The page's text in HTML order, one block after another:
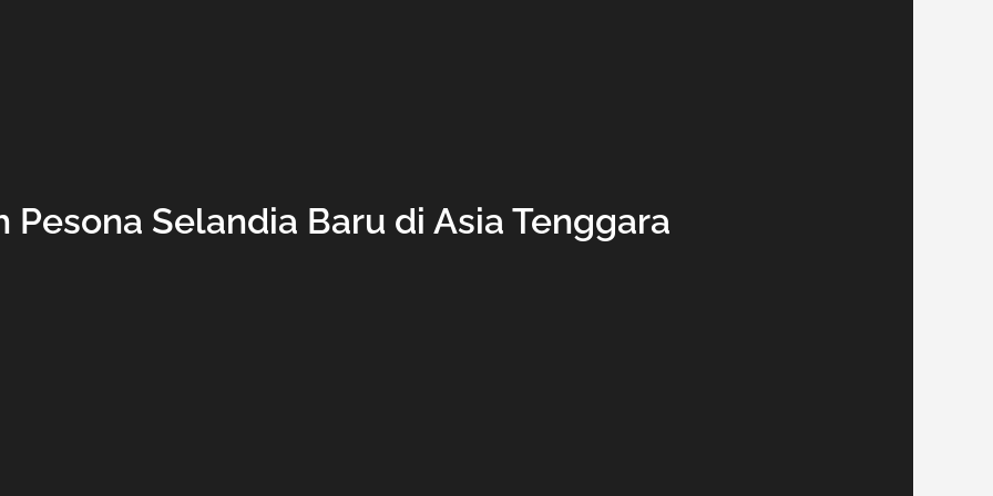
Pesona Selandia Baru di Asia Tenggara